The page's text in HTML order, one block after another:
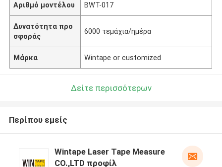
Αριθμό μοντέλου BWT-017
Δυνατότητα προ
σφοράς
6000 τεμάχια/ημέρα
Μάρκα Wintape or customized
Δείτε περισσότερων
Περίπου εμείς
Wintape Laser Tape Measure
CO.,LTD προφίλ